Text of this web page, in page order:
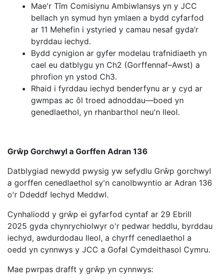
Mae'r Tîm Comisiynu Ambiwlansys yn y JCC
bellach yn symud hyn ymlaen a bydd cyfarfod
ar 11 Mehefin i ystyried y camau nesaf gyda’r
byrddau iechyd.
Bydd cynigion ar gyfer modelau trafnidiaeth yn
cael eu datblygu yn Ch2 (Gorffennaf–Awst) a
phrofion yn ystod Ch3.
Rhaid i fyrddau iechyd benderfynu ar y cyd ar
gwmpas ac ôl troed adnoddau—boed yn
genedlaethol, yn rhanbarthol neu'n lleol.
Grŵp Gorchwyl a Gorffen Adran 136
Datblygiad newydd pwysig yw sefydlu Grŵp gorchwyl
a gorffen cenedlaethol sy'n canolbwyntio ar Adran 136
o'r Ddeddf Iechyd Meddwl.
Cynhaliodd y grŵp ei gyfarfod cyntaf ar 29 Ebrill
2025 gyda chynrychiolwyr o'r pedwar heddlu, byrddau
iechyd, awdurdodau lleol, a chyrff cenedlaethol a
oedd yn cynnwys y JCC a Gofal Cymdeithasol Cymru.
Mae pwrpas drafft y grŵp yn cynnwys: